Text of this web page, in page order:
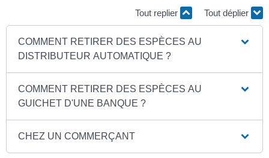
Tout replier Tout déplier
COMMENT RETIRER DES ESPÈCES AU
DISTRIBUTEUR AUTOMATIQUE ?
COMMENT RETIRER DES ESPÈCES AU
GUICHET D'UNE BANQUE ?
CHEZ UN COMMERÇANT